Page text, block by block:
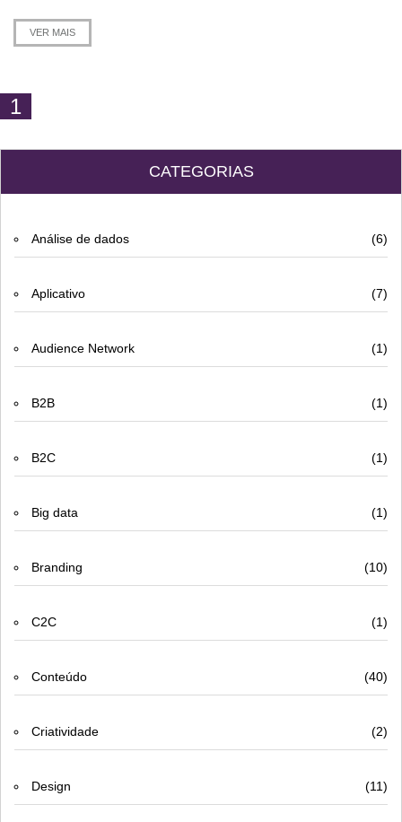
VER MAIS
1
CATEGORIAS
Análise de dados (6)
Aplicativo (7)
Audience Network (1)
B2B (1)
B2C (1)
Big data (1)
Branding (10)
C2C (1)
Conteúdo (40)
Criatividade (2)
Design (11)